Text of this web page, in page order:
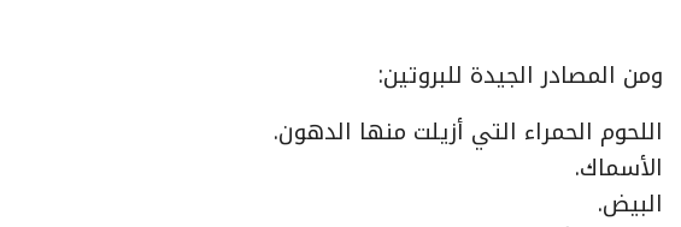
ومن المصادر الجيدة للبروتين:
اللحوم الحمراء التي أزيلت منها الدهون.
الأسماك.
البيض.